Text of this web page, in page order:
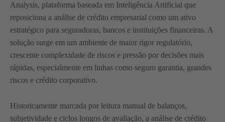
Analysis, plataforma baseada em Inteligência Artificial que
reposiciona a análise de crédito empresarial como um ativo
estratégico para seguradoras, bancos e instituições financeiras. A
solução surge em um ambiente de maior rigor regulatório,
crescente complexidade de riscos e pressão por decisões mais
rápidas, especialmente em linhas como seguro garantia, grandes
riscos e crédito corporativo.
Historicamente marcada por leitura manual de balanços,
subjetividade e ciclos longos de avaliação, a análise de crédito